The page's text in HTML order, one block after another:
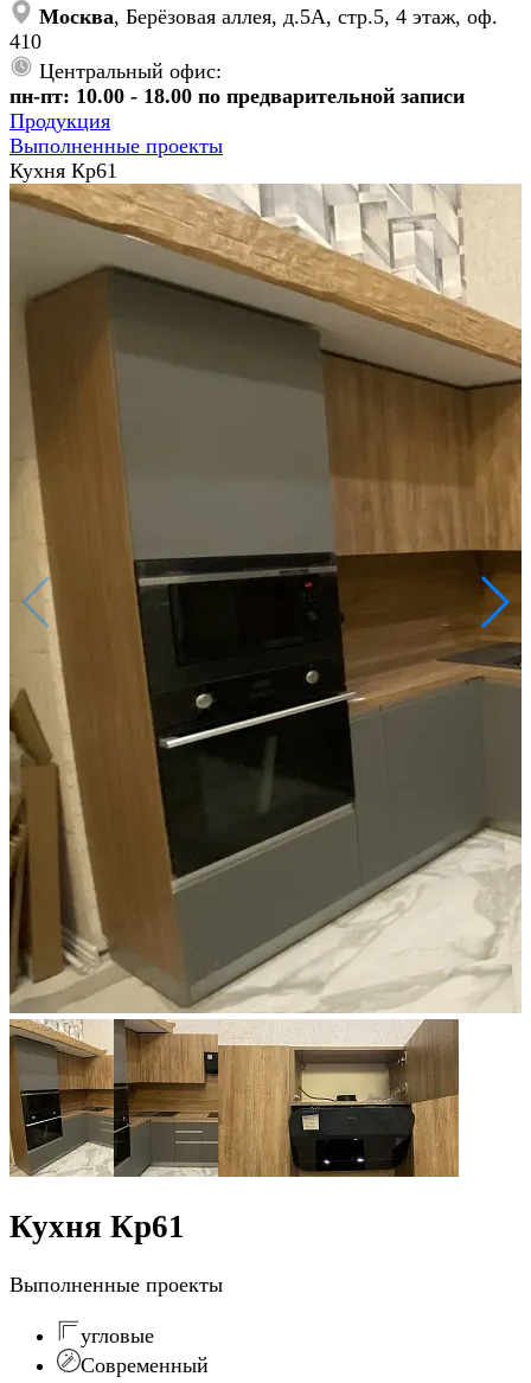
Москва, Берёзовая аллея, д.5А, стр.5, 4 этаж, оф.
410
Центральный офис:
пн-пт: 10.00 - 18.00 по предварительной записи
Продукция
Выполненные проекты
Кухня Кр61
Кухня Кр61
Выполненные проекты
угловые
Современный